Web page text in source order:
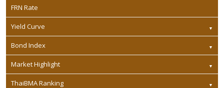
FRN Rate
Yield Curve
Bond Index
Market Highlight
ThaiBMA Ranking